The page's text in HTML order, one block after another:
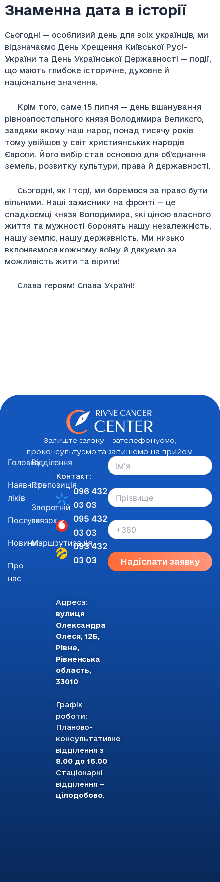
Знаменна дата в історії
Сьогодні — особливий день для всіх українців, ми
відзначаємо День Хрещення Київської Русі–
України та День Української Державності — події,
що мають глибоке історичне, духовне й
національне значення.
Крім того, саме 15 липня — день вшанування
рівноапостольного князя Володимира Великого,
завдяки якому наш народ понад тисячу років
тому увійшов у світ християнських народів
Європи. Його вибір став основою для об’єднання
земель, розвитку культури, права й державності.
Сьогодні, як і тоді, ми боремося за право бути
вільними. Наші захисники на фронті — це
спадкоємці князя Володимира, які ціною власного
життя та мужності боронять нашу незалежність,
нашу землю, нашу державність. Ми низько
вклоняємося кожному воїну й дякуємо за
можливість жити та вірити!
Слава героям! Слава Україні!
Залиште заявку – зателефонуємо,
проконсультуємо та запишемо на прийом.
Адреса:
вулиця
Олександра
Олеся, 12Б,
Рівне,
Рівненська
область,
33010
Графік
роботи:
Планово-
консультативне
відділення з
8.00 до 16.00
Стаціонарні
відділення –
цілодобово.
Контакт:
096 432
03 03
095 432
03 03
093 432
03 03
Головна
Наявність
ліків
Послуги
Новини
Про
нас
Відділення
Пропозиція
Зворотній
звязок
Маршрутизація
Надіслати заявку